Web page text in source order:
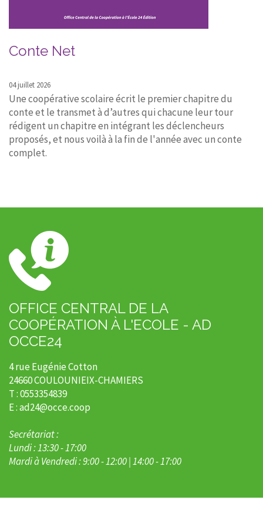
Conte Net
04 juillet 2026
Une coopérative scolaire écrit le premier chapitre du
conte et le transmet à d’autres qui chacune leur tour
rédigent un chapitre en intégrant les déclencheurs
proposés, et nous voilà à la fin de l'année avec un conte
complet.
OFFICE CENTRAL DE LA
COOPÉRATION À L'ECOLE - AD
OCCE24
4 rue Eugénie Cotton
24660 COULOUNIEIX-CHAMIERS
T : 0553354839
E : ad24@occe.coop
Secrétariat :
Lundi : 13:30 - 17:00
Mardi à Vendredi : 9:00 - 12:00 | 14:00 - 17:00